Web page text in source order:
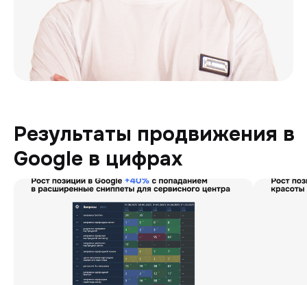
Результаты продвижения в
Google в цифрах